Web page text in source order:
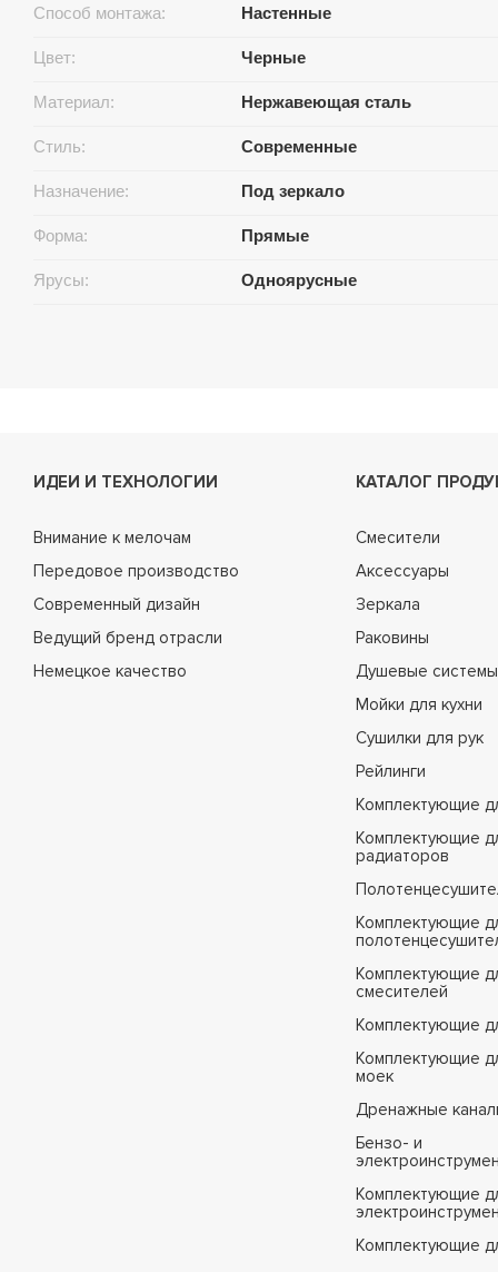
Способ монтажа: Настенные
Цвет: Черные
Материал: Нержавеющая сталь
Стиль: Современные
Назначение: Под зеркало
Форма: Прямые
Ярусы: Одноярусные
ИДЕИ И ТЕХНОЛОГИИ
Внимание к мелочам
Передовое производство
Современный дизайн
Ведущий бренд отрасли
Немецкое качество
КАТАЛОГ
Смесители
Аксессуары
Зеркала
Раковины
Душевые системы
Мойки для кухни
Сушилки для рук
Рейлинги
Комплектующие
Комплектующие
радиаторов
Комплектующие
Комплектующие
смесителей
Комплектующие
Комплектующие
моек
Дренажные
Бензо- и
Комплектующие
Комплектующие